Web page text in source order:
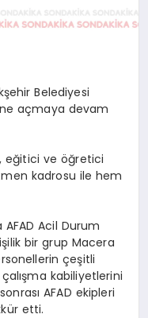
Belediyesi
açmaya devam
eğitici ve öğretici
kadrosu ile hem
Acil Durum
bir grup Macera
çeşitli
kabiliyetlerini
AFAD ekipleri
etti.